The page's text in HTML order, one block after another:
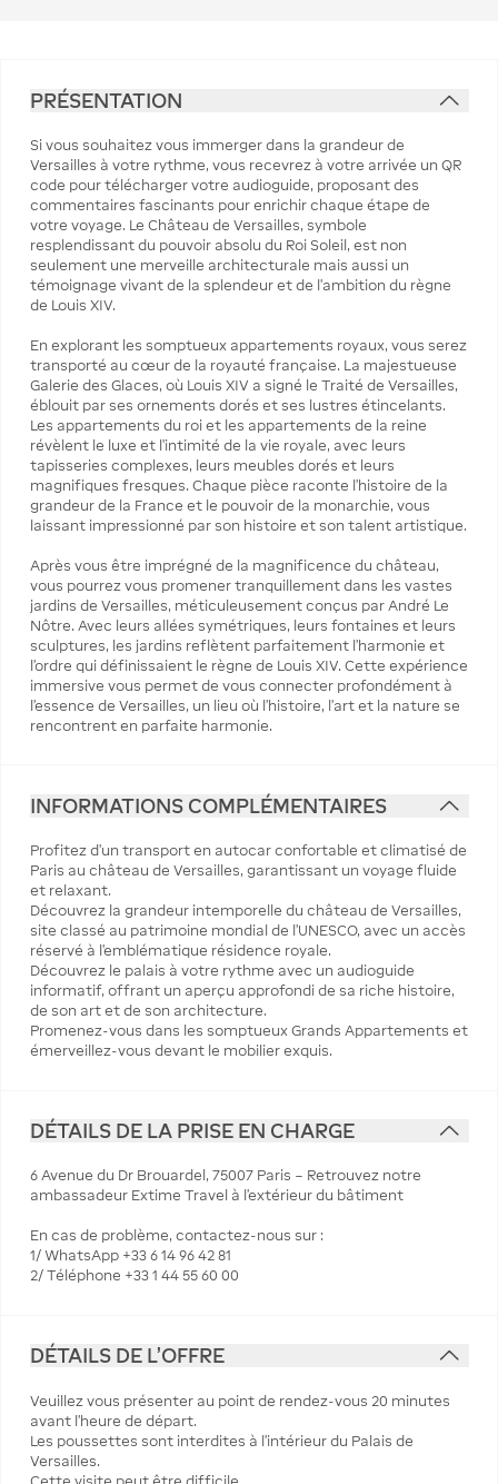
PRÉSENTATION
Si vous souhaitez vous immerger dans la grandeur de
Versailles à votre rythme, vous recevrez à votre arrivée un QR
code pour télécharger votre audioguide, proposant des
commentaires fascinants pour enrichir chaque étape de
votre voyage. Le Château de Versailles, symbole
resplendissant du pouvoir absolu du Roi Soleil, est non
seulement une merveille architecturale mais aussi un
témoignage vivant de la splendeur et de l’ambition du règne
de Louis XIV.
En explorant les somptueux appartements royaux, vous serez
transporté au cœur de la royauté française. La majestueuse
Galerie des Glaces, où Louis XIV a signé le Traité de Versailles,
éblouit par ses ornements dorés et ses lustres étincelants.
Les appartements du roi et les appartements de la reine
révèlent le luxe et l'intimité de la vie royale, avec leurs
tapisseries complexes, leurs meubles dorés et leurs
magnifiques fresques. Chaque pièce raconte l’histoire de la
grandeur de la France et le pouvoir de la monarchie, vous
laissant impressionné par son histoire et son talent artistique.
Après vous être imprégné de la magnificence du château,
vous pourrez vous promener tranquillement dans les vastes
jardins de Versailles, méticuleusement conçus par André Le
Nôtre. Avec leurs allées symétriques, leurs fontaines et leurs
sculptures, les jardins reflètent parfaitement l'harmonie et
l'ordre qui définissaient le règne de Louis XIV. Cette expérience
immersive vous permet de vous connecter profondément à
l'essence de Versailles, un lieu où l'histoire, l'art et la nature se
rencontrent en parfaite harmonie.
INFORMATIONS COMPLÉMENTAIRES
Profitez d'un transport en autocar confortable et climatisé de
Paris au château de Versailles, garantissant un voyage fluide
et relaxant.
Découvrez la grandeur intemporelle du château de Versailles,
site classé au patrimoine mondial de l'UNESCO, avec un accès
réservé à l'emblématique résidence royale.
Découvrez le palais à votre rythme avec un audioguide
informatif, offrant un aperçu approfondi de sa riche histoire,
de son art et de son architecture.
Promenez-vous dans les somptueux Grands Appartements et
émerveillez-vous devant le mobilier exquis.
DÉTAILS DE LA PRISE EN CHARGE
6 Avenue du Dr Brouardel, 75007 Paris – Retrouvez notre
ambassadeur Extime Travel à l'extérieur du bâtiment
En cas de problème, contactez-nous sur :
1/ WhatsApp +33 6 14 96 42 81
2/ Téléphone +33 1 44 55 60 00
DÉTAILS DE L'OFFRE
Veuillez vous présenter au point de rendez-vous 20 minutes
avant l’heure de départ.
Les poussettes sont interdites à l’intérieur du Palais de
Versailles.
Cette visite peut être difficile